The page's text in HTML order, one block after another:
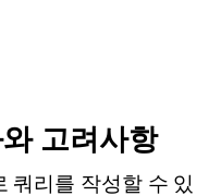
고려사항
쿼리를 작성할 수 있